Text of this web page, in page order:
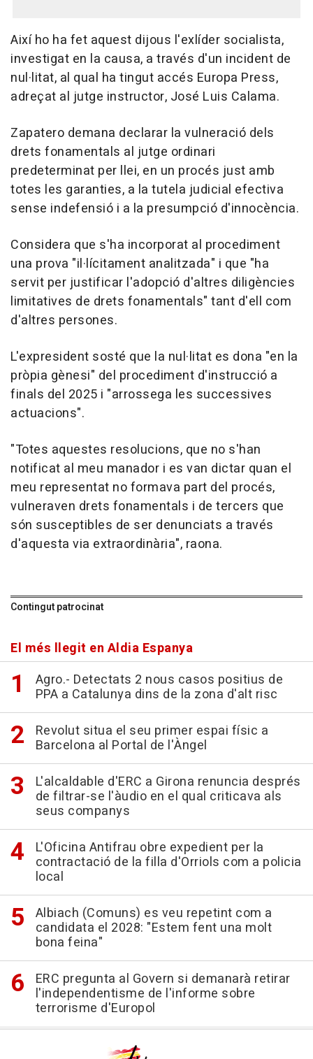
Així ho ha fet aquest dijous l'exlíder socialista,
investigat en la causa, a través d'un incident de
nul·litat, al qual ha tingut accés Europa Press,
adreçat al jutge instructor, José Luis Calama.
Zapatero demana declarar la vulneració dels
drets fonamentals al jutge ordinari
predeterminat per llei, en un procés just amb
totes les garanties, a la tutela judicial efectiva
sense indefensió i a la presumpció d'innocència.
Considera que s'ha incorporat al procediment
una prova "il·lícitament analitzada" i que "ha
servit per justificar l'adopció d'altres diligències
limitatives de drets fonamentals" tant d'ell com
d'altres persones.
L'expresident sosté que la nul·litat es dona "en la
pròpia gènesi" del procediment d'instrucció a
finals del 2025 i "arrossega les successives
actuacions".
"Totes aquestes resolucions, que no s'han
notificat al meu manador i es van dictar quan el
meu representat no formava part del procés,
vulneraven drets fonamentals i de tercers que
són susceptibles de ser denunciats a través
d'aquesta via extraordinària", raona.
Contingut patrocinat
El més llegit en Aldia Espanya
Agro.- Detectats 2 nous casos positius de
PPA a Catalunya dins de la zona d'alt risc
Revolut situa el seu primer espai físic a
Barcelona al Portal de l'Àngel
L'alcaldable d'ERC a Girona renuncia després
de filtrar-se l'àudio en el qual criticava als
seus companys
L'Oficina Antifrau obre expedient per la
contractació de la filla d'Orriols com a policia
local
Albiach (Comuns) es veu repetint com a
candidata el 2028: "Estem fent una molt
bona feina"
ERC pregunta al Govern si demanarà retirar
l'independentisme de l'informe sobre
terrorisme d'Europol